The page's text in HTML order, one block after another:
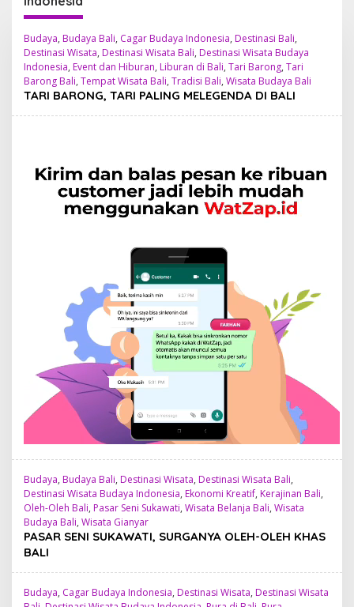
Budaya, Budaya Bali, Cagar Budaya Indonesia, Destinasi Bali,
Destinasi Wisata, Destinasi Wisata Bali, Destinasi Wisata Budaya
Indonesia, Event dan Hiburan, Liburan di Bali, Tari Barong, Tari
Barong Bali, Tempat Wisata Bali, Tradisi Bali, Wisata Budaya Bali
TARI BARONG, TARI PALING MELEGENDA DI BALI
Budaya, Budaya Bali, Destinasi Wisata, Destinasi Wisata Bali,
Destinasi Wisata Budaya Indonesia, Ekonomi Kreatif, Kerajinan Bali,
Oleh-Oleh Bali, Pasar Seni Sukawati, Wisata Belanja Bali, Wisata
Budaya Bali, Wisata Gianyar
PASAR SENI SUKAWATI, SURGANYA OLEH-OLEH KHAS
BALI
Budaya, Cagar Budaya Indonesia, Destinasi Wisata, Destinasi Wisata